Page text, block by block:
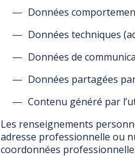
Données
Données techniques
Données de
Données partagées
Contenu généré par
Les renseignements
adresse professionnelle ou
coordonnées